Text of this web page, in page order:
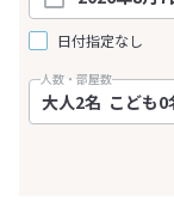
日付指定なし
人数・部屋数